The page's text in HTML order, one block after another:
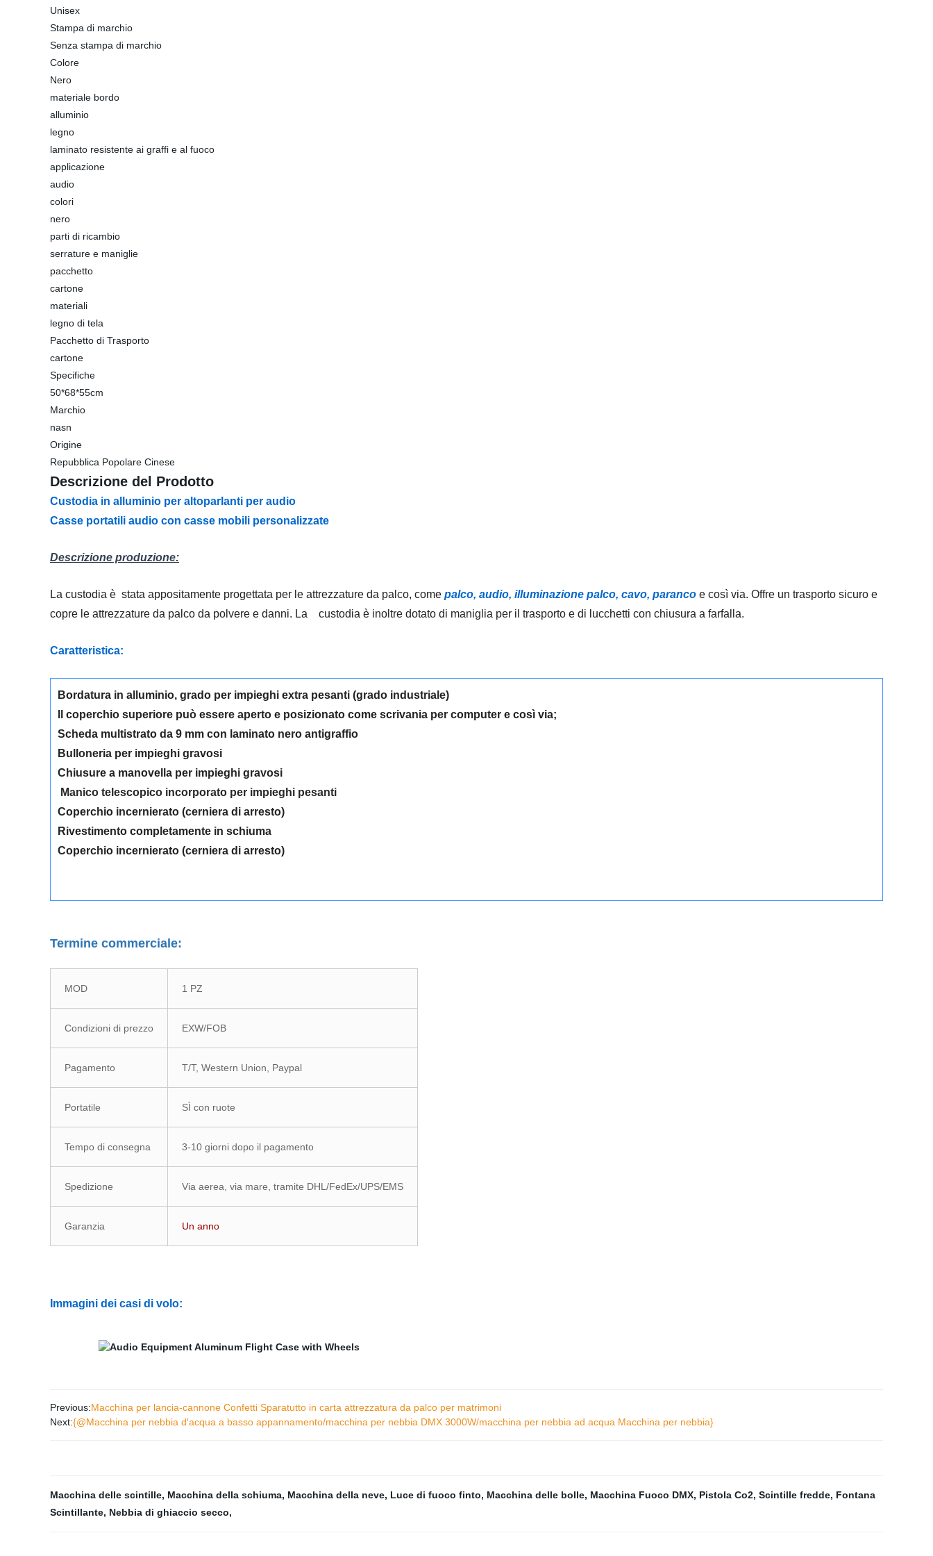
Unisex
Stampa di marchio
Senza stampa di marchio
Colore
Nero
materiale bordo
alluminio
legno
laminato resistente ai graffi e al fuoco
applicazione
audio
colori
nero
parti di ricambio
serrature e maniglie
pacchetto
cartone
materiali
legno di tela
Pacchetto di Trasporto
cartone
Specifiche
50*68*55cm
Marchio
nasn
Origine
Repubblica Popolare Cinese
Descrizione del Prodotto
Custodia in alluminio per altoparlanti per audio
Casse portatili audio con casse mobili personalizzate
Descrizione produzione:
La custodia è stata appositamente progettata per le attrezzature da palco, come palco, audio, illuminazione palco, cavo, paranco e così via. Offre un trasporto sicuro e
copre le attrezzature da palco da polvere e danni. La custodia è inoltre dotato di maniglia per il trasporto e di lucchetti con chiusura a farfalla.
Caratteristica:
Bordatura in alluminio, grado per impieghi extra pesanti (grado industriale)
Il coperchio superiore può essere aperto e posizionato come scrivania per computer e così via;
Scheda multistrato da 9 mm con laminato nero antigraffio
Bulloneria per impieghi gravosi
Chiusure a manovella per impieghi gravosi
Manico telescopico incorporato per impieghi pesanti
Coperchio incernierato (cerniera di arresto)
Rivestimento completamente in schiuma
Coperchio incernierato (cerniera di arresto)
Termine commerciale:
MOD 1 PZ
Condizioni di prezzo EXW/FOB
Pagamento T/T, Western Union, Paypal
Portatile SÌ con ruote
Tempo di consegna 3-10 giorni dopo il pagamento
Spedizione Via aerea, via mare, tramite DHL/FedEx/UPS/EMS
Garanzia Un anno
Immagini dei casi di volo:
Previous:Macchina per lancia-cannone Confetti Sparatutto in carta attrezzatura da palco per matrimoni
Next:{@Macchina per nebbia d′acqua a basso appannamento/macchina per nebbia DMX 3000W/macchina per nebbia ad acqua Macchina per nebbia}
Macchina delle scintille, Macchina della schiuma, Macchina della neve, Luce di fuoco finto, Macchina delle bolle, Macchina Fuoco DMX, Pistola Co2, Scintille fredde, Fontana
Scintillante, Nebbia di ghiaccio secco,